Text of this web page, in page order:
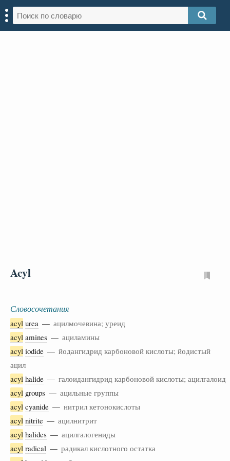
Acyl
Словосочетания
acyl urea — ацилмочевина; уреид
acyl amines — ациламины
acyl iodide — йодангидрид карбоновой кислоты; йодистый
ацил
acyl halide — галоидангидрид карбоновой кислоты; ацилгалоид
acyl groups — ацильные группы
acyl cyanide — нитрил кетонокислоты
acyl nitrite — ацилнитрит
acyl halides — ацилгалогениды
acyl radical — радикал кислотного остатка